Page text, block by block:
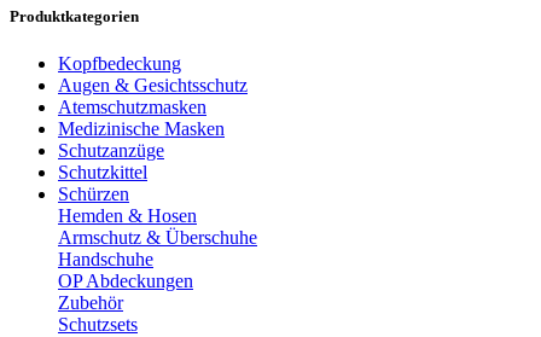
Produktkategorien
Kopfbedeckung
Augen & Gesichtsschutz
Atemschutzmasken
Medizinische Masken
Schutzanzüge
Schutzkittel
Schürzen
Hemden & Hosen
Armschutz & Überschuhe
Handschuhe
OP Abdeckungen
Zubehör
Schutzsets